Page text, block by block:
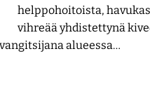
helppohoitoista,
vihreää yhdistettynä
alueessa…